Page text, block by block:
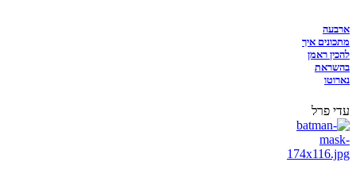
ארבעה
מתכונים איך
להכין ראמן
בהשראת
נארוטו
עדי פרל